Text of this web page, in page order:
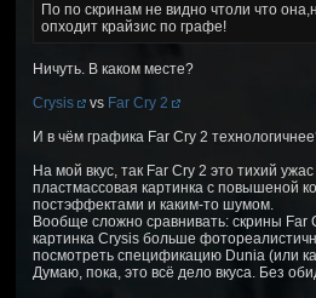
По по скринам не видно чтоли что
опходит крайзис по графе!
Ничуть. В каком месте?
Crysis
vs Far Cry 2
И в чём графика Far Cry 2
На мой вкус, так Far Cry 2 это тихий
пластмассовая картинка с повышеной
постэффектами и каким-то шумом.
Вообще сложно сравнивать: скрины Far
картинка Crysis больше
посмотреть спецификацию Dunia (или
Думаю, пока, это всё дело вкуса. Без